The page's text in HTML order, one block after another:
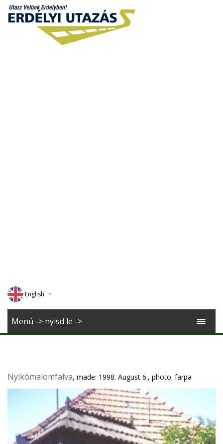
English
Deutsch
Menü -> nyisd le ->
Nyikómalomfalva, made: 1998. August 6., photo: farpa